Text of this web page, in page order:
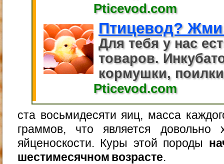
Pticevod.com
Птицевод?
Для тебя у нас
товаров.
кормушки,
Pticevod.com
ста восьмидесяти яиц, масса
граммов, что является довольно
яйценоскости. Куры этой породы
шестимесячном возрасте.